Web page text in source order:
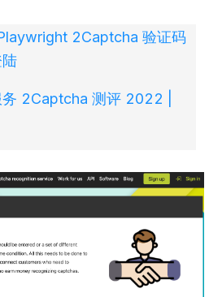
2Captcha 验证码
2Captcha 测评 2022 |